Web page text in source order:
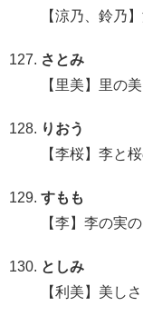
【涼乃、鈴乃
さとみ
【里美】里の
りおう
【李桜】李と
すもも
【李】李の実
としみ
【利美】美し